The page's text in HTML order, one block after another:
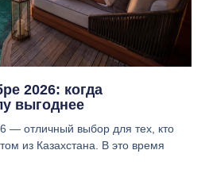
2026: когда
выгоднее
— отличный выбор для тех, кто
из Казахстана. В это время